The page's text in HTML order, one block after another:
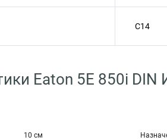
C14
Eaton 5E 850i
10 см